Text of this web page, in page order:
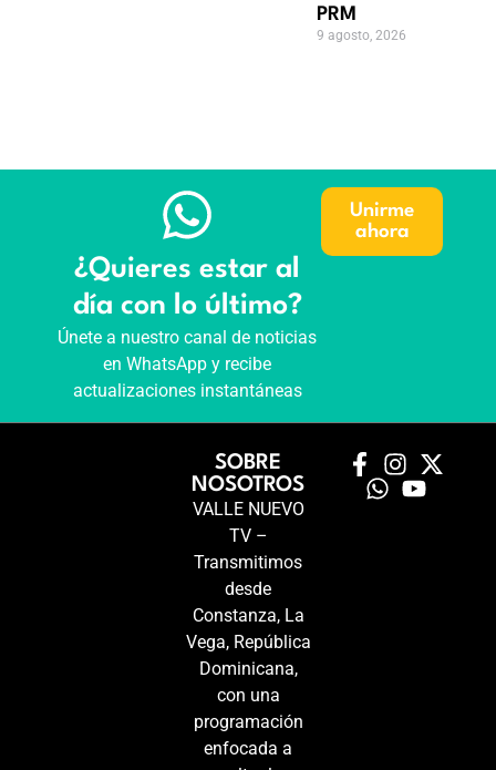
PRM
9 agosto, 2026
¿Quieres estar al
día con lo último?
Únete a nuestro canal de noticias
en WhatsApp y recibe
actualizaciones instantáneas
Unirme
ahora
SOBRE
NOSOTROS
VALLE NUEVO
TV –
Transmitimos
desde
Constanza, La
Vega, República
Dominicana,
con una
programación
enfocada a